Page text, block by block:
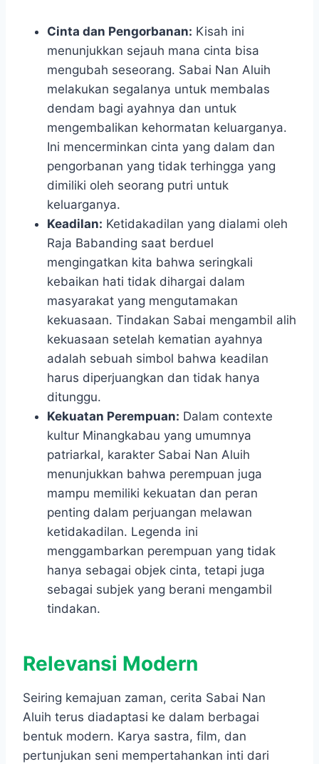
Cinta dan Pengorbanan: Kisah ini
menunjukkan sejauh mana cinta bisa
mengubah seseorang. Sabai Nan Aluih
melakukan segalanya untuk membalas
dendam bagi ayahnya dan untuk
mengembalikan kehormatan keluarganya.
Ini mencerminkan cinta yang dalam dan
pengorbanan yang tidak terhingga yang
dimiliki oleh seorang putri untuk
keluarganya.
Keadilan: Ketidakadilan yang dialami oleh
Raja Babanding saat berduel
mengingatkan kita bahwa seringkali
kebaikan hati tidak dihargai dalam
masyarakat yang mengutamakan
kekuasaan. Tindakan Sabai mengambil alih
kekuasaan setelah kematian ayahnya
adalah sebuah simbol bahwa keadilan
harus diperjuangkan dan tidak hanya
ditunggu.
Kekuatan Perempuan: Dalam contexte
kultur Minangkabau yang umumnya
patriarkal, karakter Sabai Nan Aluih
menunjukkan bahwa perempuan juga
mampu memiliki kekuatan dan peran
penting dalam perjuangan melawan
ketidakadilan. Legenda ini
menggambarkan perempuan yang tidak
hanya sebagai objek cinta, tetapi juga
sebagai subjek yang berani mengambil
tindakan.
Relevansi Modern
Seiring kemajuan zaman, cerita Sabai Nan
Aluih terus diadaptasi ke dalam berbagai
bentuk modern. Karya sastra, film, dan
pertunjukan seni mempertahankan inti dari